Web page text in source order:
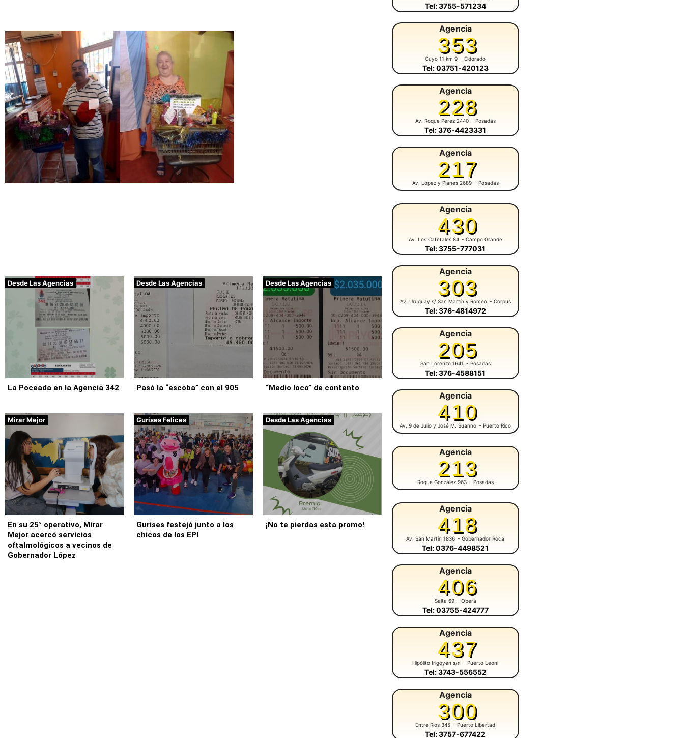
Desde Las Agencias
La Poceada en la Agencia 342
Desde Las Agencias
Pasó la “escoba” con el 905
Desde Las Agencias
“Medio loco” de contento
Mirar Mejor
En su 25° operativo, Mirar
Mejor acercó servicios
oftalmológicos a vecinos de
Gobernador López
Gurises Felices
Gurises festejó junto a los
chicos de los EPI
Desde Las Agencias
¡No te pierdas esta promo!
Tel: 3755-571234
Agencia
353
Cuyo 11 km 9 - Eldorado
Tel: 03751-420123
Agencia
228
Av. Roque Pérez 2440 - Posadas
Tel: 376-4423331
Agencia
217
Av. López y Planes 2689 - Posadas
Agencia
430
Av. Los Cafetales 84 - Campo Grande
Tel: 3755-777031
Agencia
303
Av. Uruguay s/ San Martín y Romeo - Corpus
Tel: 376-4814972
Agencia
205
San Lorenzo 1641 - Posadas
Tel: 376-4588151
Agencia
410
Av. 9 de Julio y José M. Suanno - Puerto Rico
Agencia
213
Roque González 963 - Posadas
Agencia
418
Av. San Martín 1836 - Gobernador Roca
Tel: 0376-4498521
Agencia
406
Salta 69 - Oberá
Tel: 03755-424777
Agencia
437
Hipólito Irigoyen s/n - Puerto Leoni
Tel: 3743-556552
Agencia
300
Entre Ríos 345 - Puerto Libertad
Tel: 3757-677422